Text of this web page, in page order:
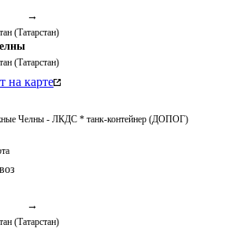
→
(Татарстан)
(Татарстан)
на карте
Челны - ЛКДС * танк-контейнер (ДОПОГ)
→
(Татарстан)